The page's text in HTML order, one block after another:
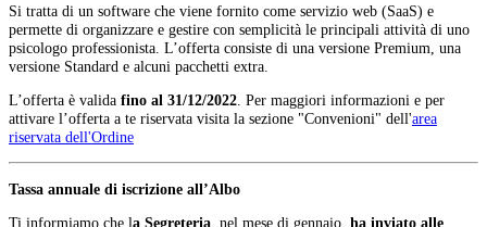
Si tratta di un software che viene fornito come servizio web (SaaS) e
permette di organizzare e gestire con semplicità le principali attività di uno
psicologo professionista. L’offerta consiste di una versione Premium, una
versione Standard e alcuni pacchetti extra.
L’offerta è valida fino al 31/12/2022 . Per maggiori informazioni e per
attivare l’offerta a te riservata visita la sezione "Convenioni" dell'area
riservata dell'Ordine
Tassa annuale di iscrizione all’Albo
Ti informiamo che la Segreteria, nel mese di gennaio, ha inviato alle